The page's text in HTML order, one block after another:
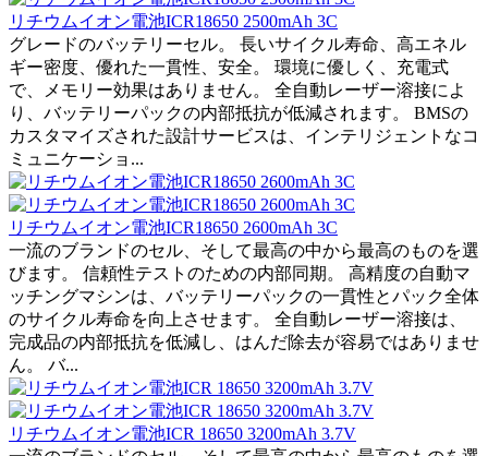
リチウムイオン電池ICR18650 2500mAh 3C
グレードのバッテリーセル。 長いサイクル寿命、高エネル
ギー密度、優れた一貫性、安全。 環境に優しく、充電式
で、メモリー効果はありません。 全自動レーザー溶接によ
り、バッテリーパックの内部抵抗が低減されます。 BMSの
カスタマイズされた設計サービスは、インテリジェントなコ
ミュニケーショ...
リチウムイオン電池ICR18650 2600mAh 3C
一流のブランドのセル、そして最高の中から最高のものを選
びます。 信頼性テストのための内部同期。 高精度の自動マ
ッチングマシンは、バッテリーパックの一貫性とパック全体
のサイクル寿命を向上させます。 全自動レーザー溶接は、
完成品の内部抵抗を低減し、はんだ除去が容易ではありませ
ん。 バ...
リチウムイオン電池ICR 18650 3200mAh 3.7V